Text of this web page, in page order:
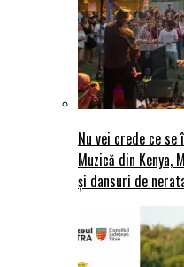
Nu vei crede ce
Muzică din Kenya,
și dansuri de